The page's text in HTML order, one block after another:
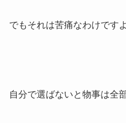
でもそれは苦痛なわけですよ
自分で選ばないと物事は全